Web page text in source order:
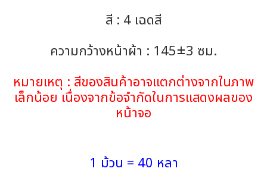
สี : 4 เฉดสี
ความกว้างหน้าผ้า : 145±3 ซม.
หมายเหตุ : สีของสินค้าอาจแตกต่างจากในภาพ
เล็กน้อย เนื่องจากข้อจำกัดในการแสดงผลของ
หน้าจอ
1 ม้วน = 40 หลา